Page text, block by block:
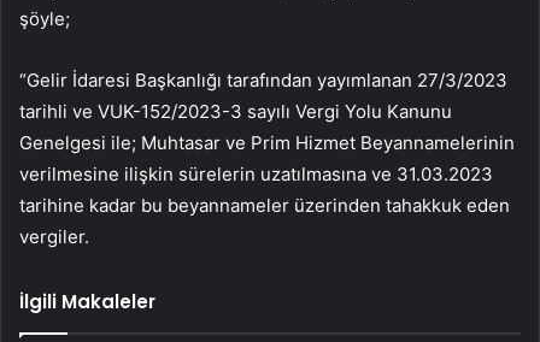
şöyle;
“Gelir İdaresi Başkanlığı tarafından yayımlanan 27/3/2023
tarihli ve VUK-152/2023-3 sayılı Vergi Yolu Kanunu
Genelgesi ile; Muhtasar ve Prim Hizmet Beyannamelerinin
verilmesine ilişkin sürelerin uzatılmasına ve 31.03.2023
tarihine kadar bu beyannameler üzerinden tahakkuk eden
vergiler.
İlgili Makaleler